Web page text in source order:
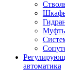
Муфты
автоматика